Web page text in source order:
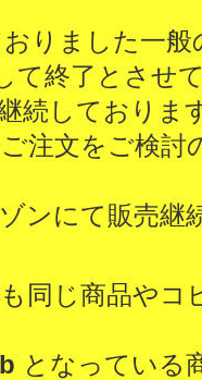
りました一
て終了とさせ
続しておりま
注文をご検討
ンにて販売継
同じ商品やコ
となっている